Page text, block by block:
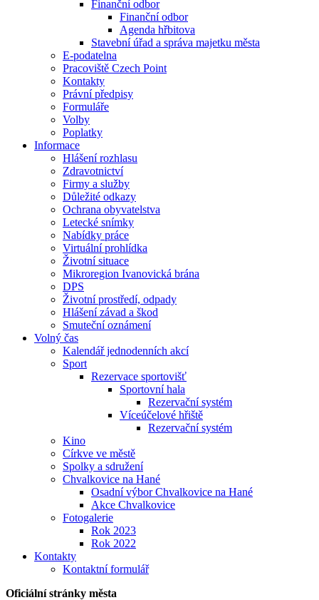
Finanční odbor
Finanční odbor
Agenda hřbitova
Stavební úřad a správa majetku města
E-podatelna
Pracoviště Czech Point
Kontakty
Právní předpisy
Formuláře
Volby
Poplatky
Informace
Hlášení rozhlasu
Zdravotnictví
Firmy a služby
Důležité odkazy
Ochrana obyvatelstva
Letecké snímky
Nabídky práce
Virtuální prohlídka
Životní situace
Mikroregion Ivanovická brána
DPS
Životní prostředí, odpady
Hlášení závad a škod
Smuteční oznámení
Volný čas
Kalendář jednodenních akcí
Sport
Rezervace sportovišť
Sportovní hala
Rezervační systém
Víceúčelové hřiště
Rezervační systém
Kino
Církve ve městě
Spolky a sdružení
Chvalkovice na Hané
Osadní výbor Chvalkovice na Hané
Akce Chvalkovice
Fotogalerie
Rok 2023
Rok 2022
Kontakty
Kontaktní formulář
Oficiální stránky města